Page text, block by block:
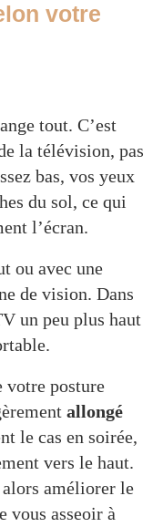
votre
tout. C’est
la télévision, pas
bas, vos yeux
du sol, ce qui
l’écran.
ou avec une
de vision. Dans
un peu plus haut
votre posture
allongé
le cas en soirée,
vers le haut.
améliorer le
vous asseoir à